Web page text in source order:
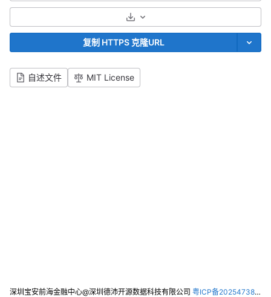
选择下载格式
复制 HTTPS 克隆URL
自述文件 MIT License
深圳宝安前海金融中心@深圳德沛开源数据科技有限公司 粤ICP备2025473821号-2